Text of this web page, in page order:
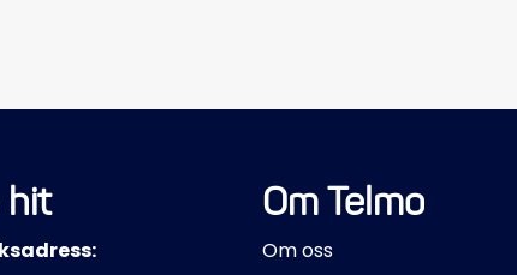
hit Om Telmo
Om oss